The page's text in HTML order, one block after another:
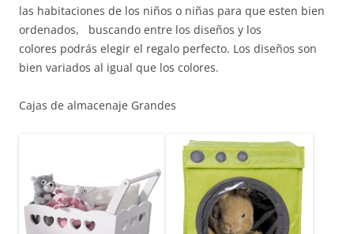
las habitaciones de los niños o niñas para que esten bien
ordenados, buscando entre los diseños y los
colores podrás elegir el regalo perfecto. Los diseños son
bien variados al igual que los colores.
Cajas de almacenaje Grandes